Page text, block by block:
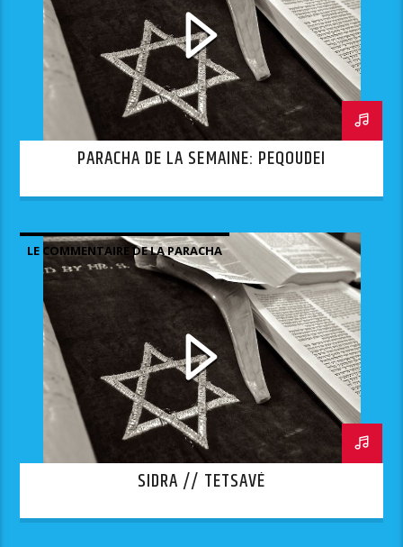
PARACHA DE LA SEMAINE: PEQOUDEI
LE COMMENTAIRE DE LA PARACHA
SIDRA // TETSAVÉ